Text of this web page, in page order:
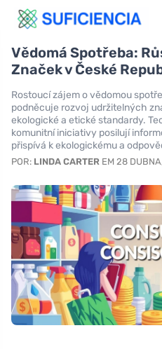
Vědomá Spotřeba:
Značek v České
Rostoucí zájem o vědomou
podněcuje rozvoj udržitelných
ekologické a etické standardy.
komunitní iniciativy posilují
přispívá k ekologickému a
POR: LINDA CARTER EM 28